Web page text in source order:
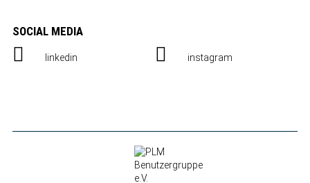
SOCIAL MEDIA
linkedin instagram